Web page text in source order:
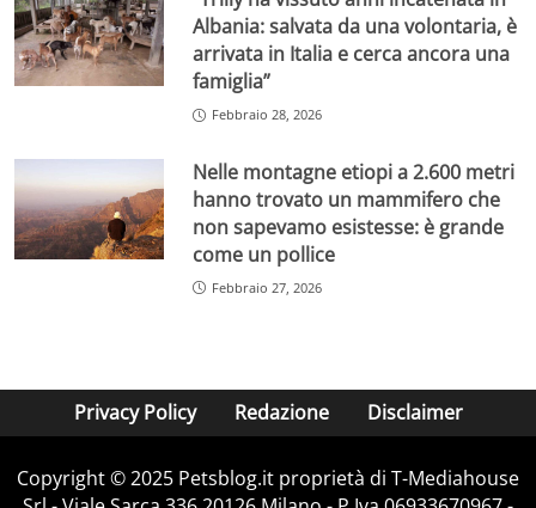
Albania: salvata da una volontaria, è
arrivata in Italia e cerca ancora una
famiglia”
Febbraio 28, 2026
Nelle montagne etiopi a 2.600 metri
hanno trovato un mammifero che
non sapevamo esistesse: è grande
come un pollice
Febbraio 27, 2026
Privacy Policy Redazione Disclaimer
Copyright © 2025 Petsblog.it proprietà di T-Mediahouse